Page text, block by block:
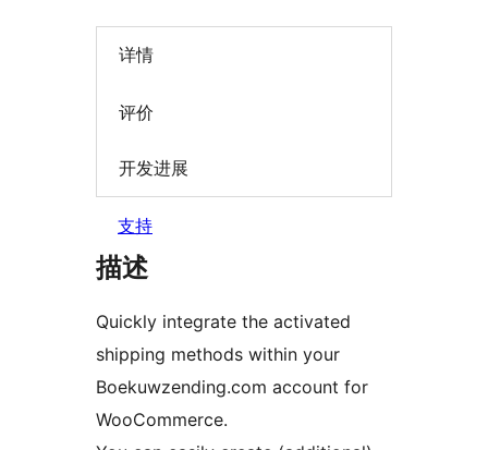
详情
评价
开发进展
支持
描述
Quickly integrate the activated
shipping methods within your
Boekuwzending.com account for
WooCommerce.